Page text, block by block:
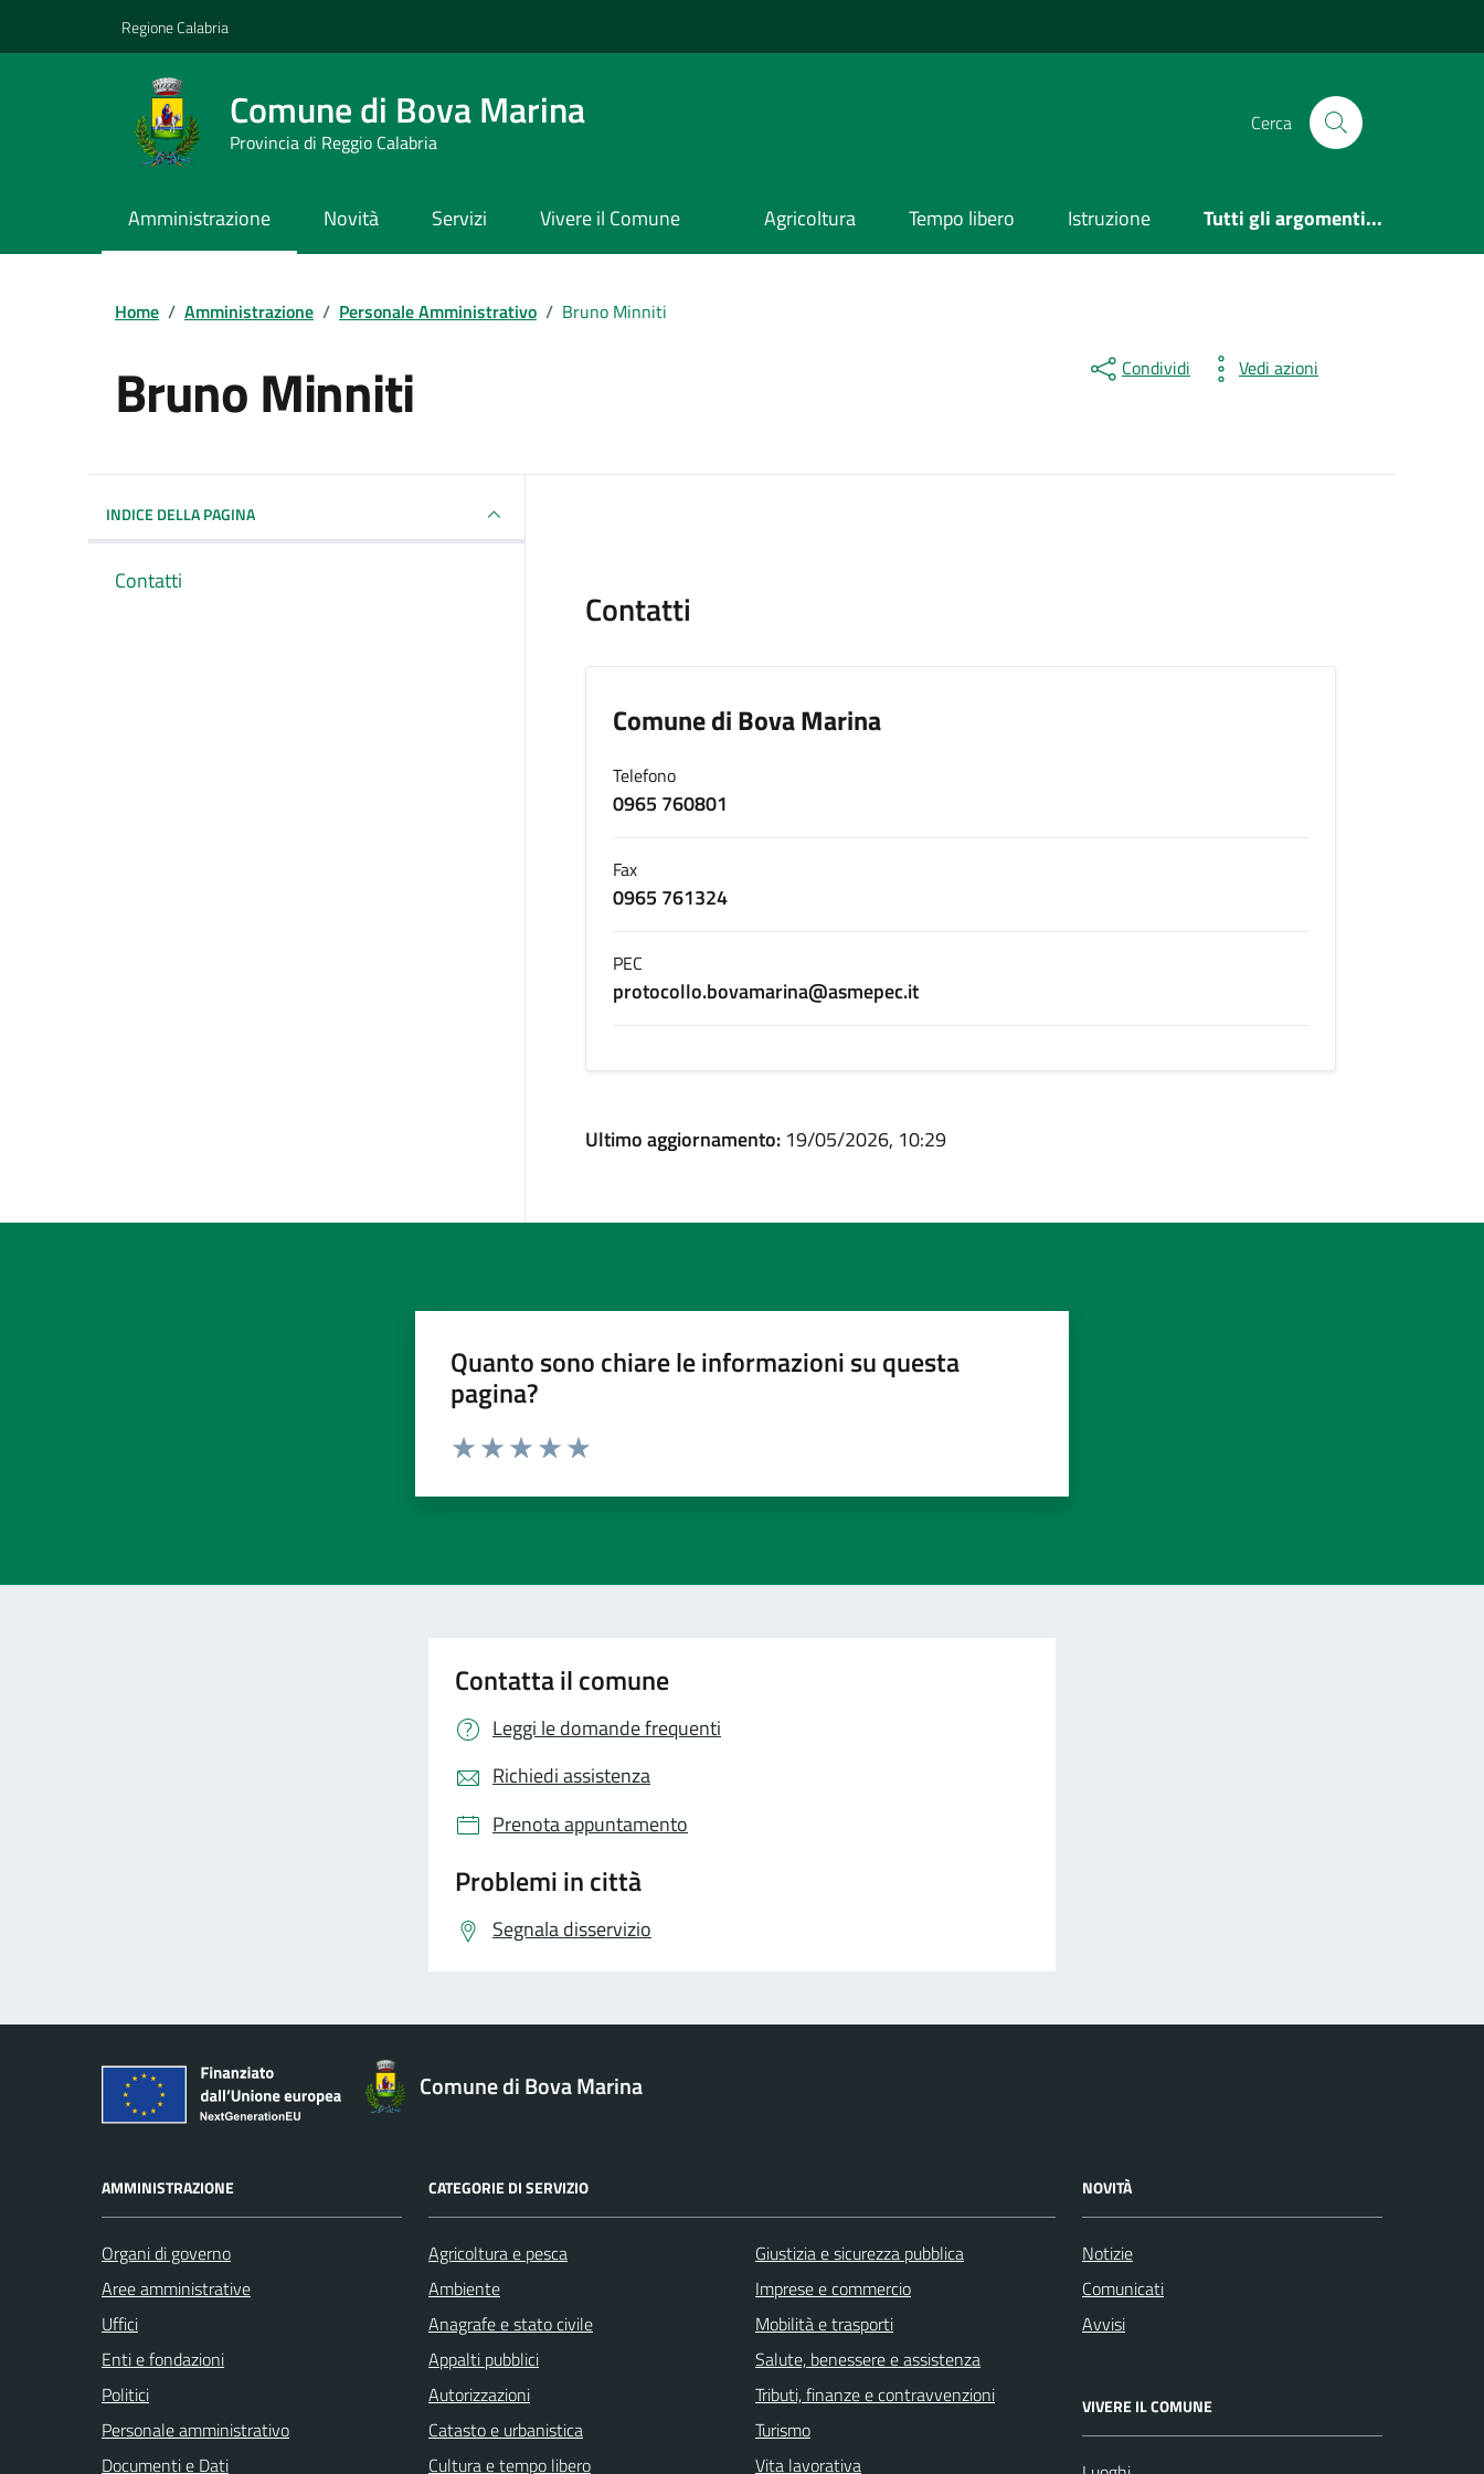
Regione Calabria
Comune di Bova Marina
Provincia di Reggio Calabria
Cerca
Amministrazione Novità Servizi Vivere il Comune Agricoltura Tempo libero Istruzione Tutti gli argomenti...
Home / Amministrazione / Personale Amministrativo / Bruno Minniti
Bruno Minniti Condividi Vedi azioni
INDICE DELLA PAGINA
Contatti
Contatti
Comune di Bova Marina
Telefono
0965 760801
Fax
0965 761324
PEC
protocollo.bovamarina@asmepec.it
Ultimo aggiornamento: 19/05/2026, 10:29
Quanto sono chiare le informazioni su questa
pagina?
Contatta il comune
Leggi le domande frequenti
Richiedi assistenza
Prenota appuntamento
Problemi in città
Segnala disservizio
Comune di Bova Marina
AMMINISTRAZIONE
Organi di governo
Aree amministrative
Uffici
Enti e fondazioni
Politici
Personale amministrativo
Documenti e Dati
CATEGORIE DI SERVIZIO
Agricoltura e pesca
Ambiente
Anagrafe e stato civile
Appalti pubblici
Autorizzazioni
Catasto e urbanistica
Cultura e tempo libero
Giustizia e sicurezza pubblica
Imprese e commercio
Mobilità e trasporti
Salute, benessere e assistenza
Tributi, finanze e contravvenzioni
Turismo
Vita lavorativa
NOVITÀ
Notizie
Comunicati
Avvisi
VIVERE IL COMUNE